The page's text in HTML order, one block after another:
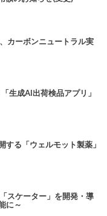
カーボンニュートラル実
生成AI出荷検品アプリ」
する「ウェルモット製薬」
スケーター」を開発・導
に～